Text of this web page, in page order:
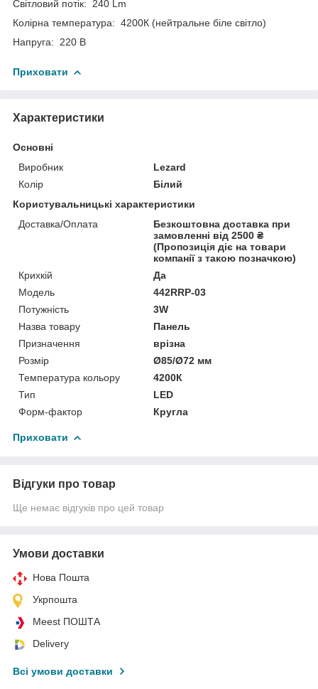
Світловий потік: 240 Lm
Колірна температура: 4200К (нейтральне біле світло)
Напруга: 220 В
Приховати
Характеристики
Основні
Виробник
Lezard
Колір
Білий
Користувальницькі характеристики
Доставка/Оплата
Безкоштовна доставка при
замовленні від 2500 ₴
(Пропозиція діє на товари
компанії з такою позначкою)
Крихкій
Да
Мoдель
442RRP-03
Потужність
3W
Назва товару
Панель
Призначення
врізна
Розмір
Ø85/Ø72 мм
Температура кольору
4200К
Тип
LED
Форм-фактор
Кругла
Приховати
Відгуки про товар
Ще немає відгуків про цей товар
Умови доставки
Нова Пошта
Укрпошта
Meest ПОШТА
Delivery
Всі умови доставки